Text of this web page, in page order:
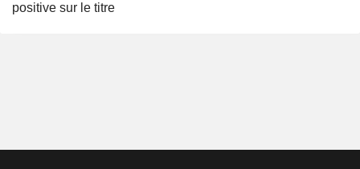
positive sur le titre